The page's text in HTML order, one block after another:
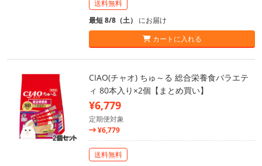
送料無料
最短 8/8（土） にお届け
カートに入れる
CIAO(チャオ) ちゅ～る 総合栄養食バラエテ
ィ 80本入り×2個【まとめ買い】
¥6,779
定期便対象
¥6,779
送料無料